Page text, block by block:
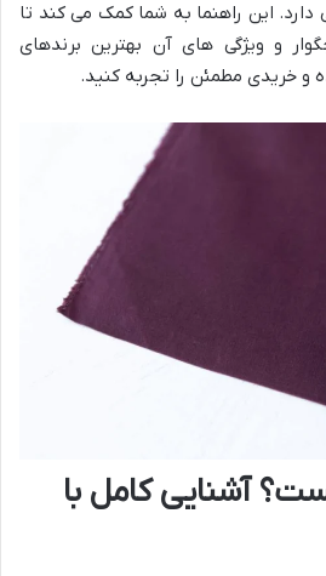
این راهنما به شما کمک می کند تا
و ویژگی های آن بهترین برندهای
و خریدی مطمئن را تجربه کنید.
آشنایی کامل با